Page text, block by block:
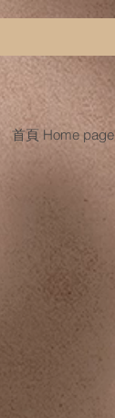
首頁 Home page